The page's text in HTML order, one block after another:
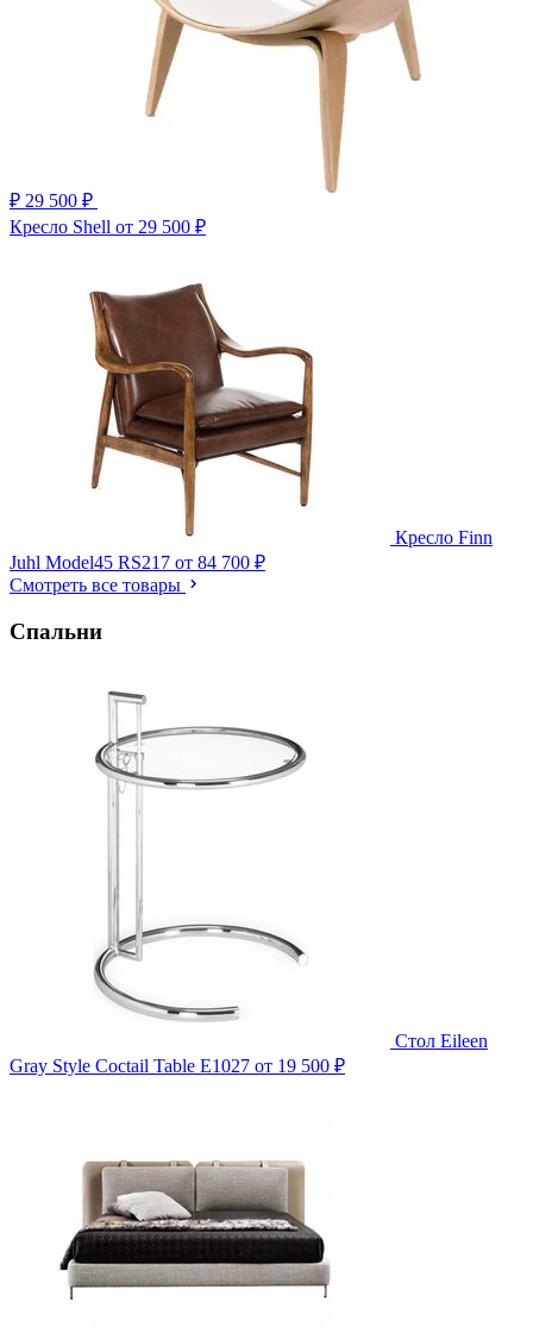
₽ 29 500 ₽
Кресло Shell от 29 500 ₽
Кресло Finn
Juhl Model45 RS217 от 84 700 ₽
Смотреть все товары
Спальни
Стол Eileen
Gray Style Coctail Table E1027 от 19 500 ₽